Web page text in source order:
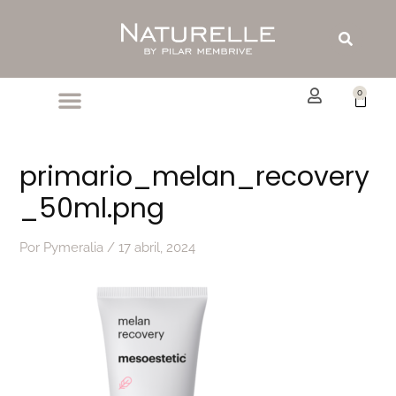
Buscar
0
primario_melan_recovery
_50ml.png
Por Pymeralia /17 abril, 2024